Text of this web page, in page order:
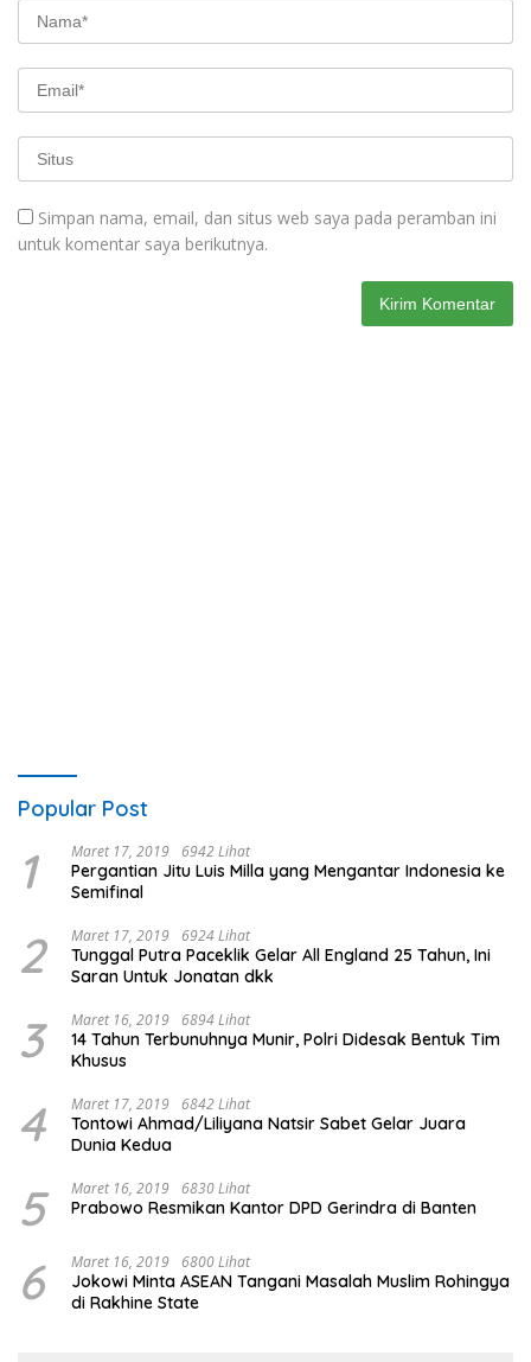
Simpan nama, email, dan situs web saya pada peramban ini
untuk komentar saya berikutnya.
Popular Post
1 Maret 17, 2019 6942 Lihat
Pergantian Jitu Luis Milla yang Mengantar Indonesia ke
Semifinal
2 Maret 17, 2019 6924 Lihat
Tunggal Putra Paceklik Gelar All England 25 Tahun, Ini
Saran Untuk Jonatan dkk
3 Maret 16, 2019 6894 Lihat
14 Tahun Terbunuhnya Munir, Polri Didesak Bentuk Tim
Khusus
4 Maret 17, 2019 6842 Lihat
Tontowi Ahmad/Liliyana Natsir Sabet Gelar Juara
Dunia Kedua
5 Maret 16, 2019 6830 Lihat
Prabowo Resmikan Kantor DPD Gerindra di Banten
6 Maret 16, 2019 6800 Lihat
Jokowi Minta ASEAN Tangani Masalah Muslim Rohingya
di Rakhine State